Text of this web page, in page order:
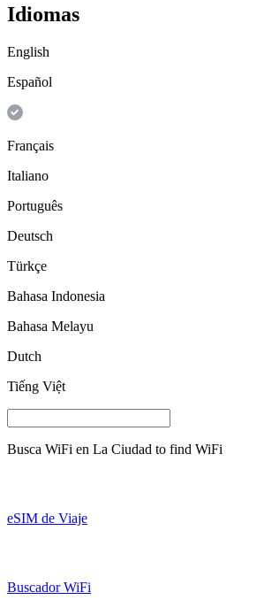
Idiomas
English
Español
Français
Italiano
Português
Deutsch
Türkçe
Bahasa Indonesia
Bahasa Melayu
Dutch
Tiếng Việt
Busca WiFi en La Ciudad to find WiFi
eSIM de Viaje
Buscador WiFi